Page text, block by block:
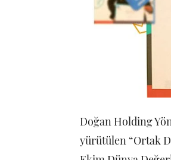
Doğan Holding
yürütülen “Ortak